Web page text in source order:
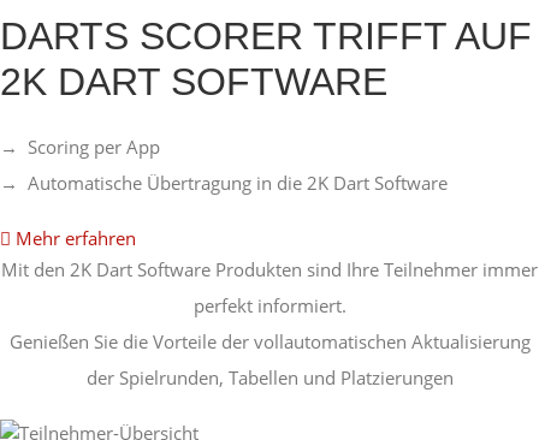
DARTS SCORER TRIFFT AUF
2K DART SOFTWARE
→ Scoring per App
→ Automatische Übertragung in die 2K Dart Software
Mehr erfahren
Mit den 2K Dart Software Produkten sind Ihre Teilnehmer immer
perfekt informiert.
Genießen Sie die Vorteile der vollautomatischen Aktualisierung
der Spielrunden, Tabellen und Platzierungen